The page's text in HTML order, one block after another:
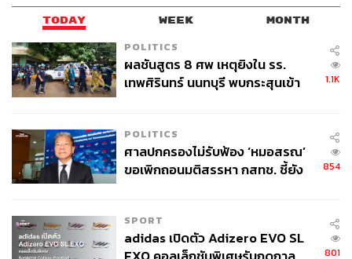
ABOUT THE AUTHOR
TODAY WEEK MONTH
POLITICS
ผลชันสูตร 8 ศพ เหตุยิงใน รร.
เทพศิรินทร์ นนทบุรี พบกระสุนเข้า
1.1K
POLITICS
ศาลปกครองไม่รับฟ้อง ‘หมอสรณ’
ขอเพิกถอนมติสรรหา กสทช. ชี้ยัง
854
SPORT
adidas เปิดตัว Adizero EVO SL
801